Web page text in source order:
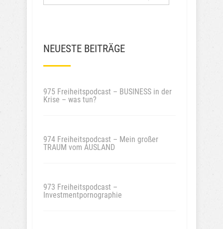
NEUESTE BEITRÄGE
975 Freiheitspodcast – BUSINESS in der
Krise – was tun?
974 Freiheitspodcast – Mein großer
TRAUM vom AUSLAND
973 Freiheitspodcast –
Investmentpornographie